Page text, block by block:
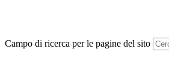
Campo di ricerca per le pagine del sito